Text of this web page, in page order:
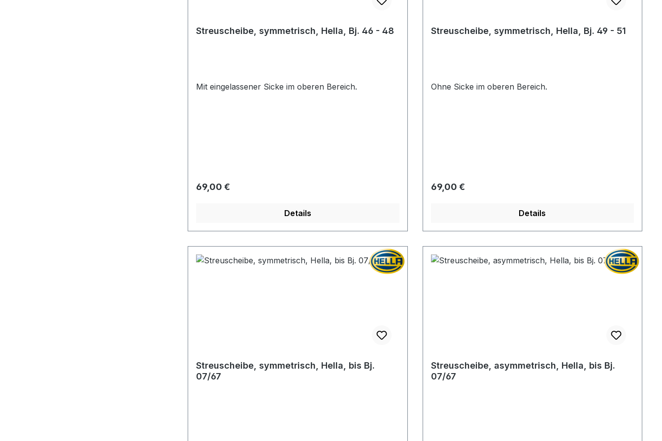
Streuscheibe, symmetrisch, Hella, Bj. 46 - 48
Mit eingelassener Sicke im oberen Bereich.
Regulärer Preis:
69,00 €
Details
Streuscheibe, symmetrisch, Hella, Bj. 49 - 51
Ohne Sicke im oberen Bereich.
Regulärer Preis:
69,00 €
Details
Streuscheibe, symmetrisch, Hella, bis Bj.
07/67
Streuscheibe, asymmetrisch, Hella, bis Bj.
07/67